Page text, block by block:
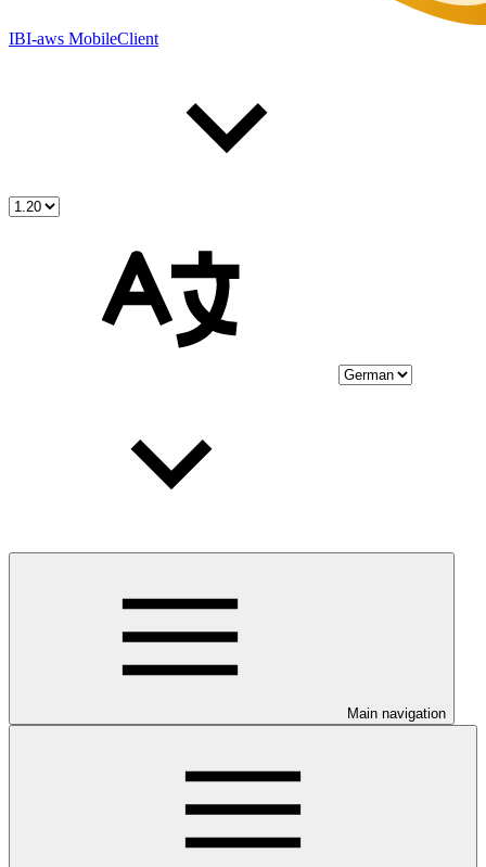
IBI-aws MobileClient
Main navigation